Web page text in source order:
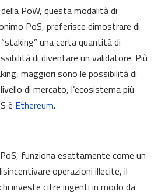
PoW, questa modalità di
PoS, preferisce dimostrare di
una certa quantità di
di diventare un validatore. Più
maggiori sono le possibilità di
di mercato, l’ecosistema più
è Ethereum.
funziona esattamente come un
operazioni illecite, il
investe cifre ingenti in modo da